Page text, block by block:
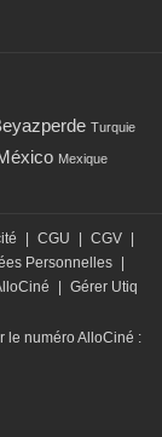
Turquie
Mexique
CGU CGV
Personnelles
Gérer Utiq
le numéro AlloCiné :